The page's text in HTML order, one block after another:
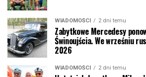
WIADOMOŚCI 2 dni temu
Zabytkowe Mercedesy
Świnoujścia. We wrześniu
2026
WIADOMOŚCI 2 dni temu